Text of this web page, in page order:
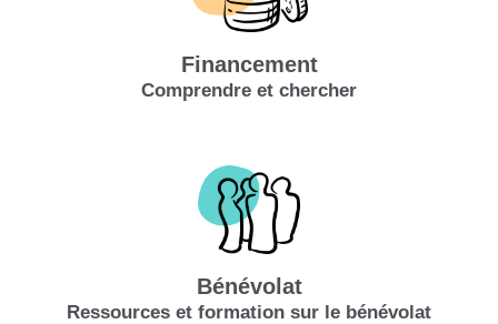
Financement
Comprendre et chercher
Bénévolat
Ressources et formation sur le bénévolat